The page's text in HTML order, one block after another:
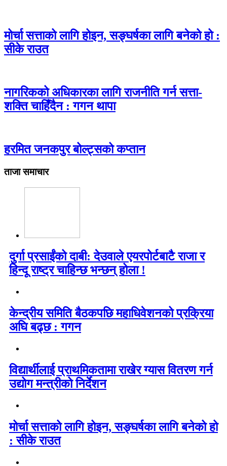
मोर्चा सत्ताको लागि होइन, सङ्घर्षका लागि बनेको हो :
सीके राउत
नागरिकको अधिकारका लागि राजनीति गर्न सत्ता-
शक्ति चाहिँदैन : गगन थापा
हरमित जनकपुर बोल्ट्सको कप्तान
ताजा समाचार
दुर्गा प्रसाईंको दाबी: देउवाले एयरपोर्टबाटै राजा र
हिन्दू राष्ट्र चाहिन्छ भन्छन् होला !
केन्द्रीय समिति बैठकपछि महाधिवेशनको प्रक्रिया
अघि बढ्छ : गगन
विद्यार्थीलाई प्राथमिकतामा राखेर ग्यास वितरण गर्न
उद्योग मन्त्रीको निर्देशन
मोर्चा सत्ताको लागि होइन, सङ्घर्षका लागि बनेको हो
: सीके राउत